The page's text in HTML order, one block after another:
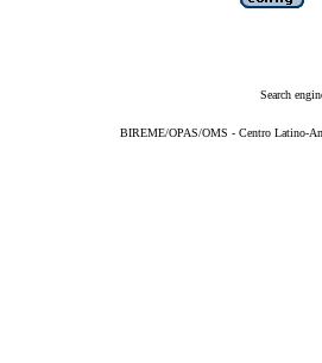
Search
BIREME/OPAS/OMS - Centro Latino-